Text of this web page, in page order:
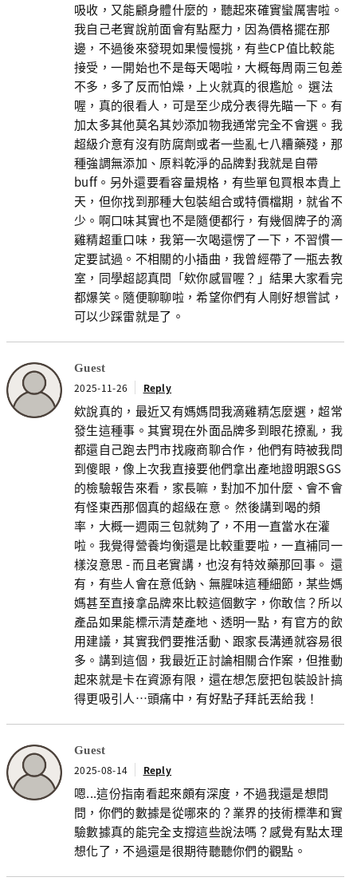
吸收，又能顧身體什麼的，聽起來確實蠻厲害啦。
我自己老實說前面會有點壓力，因為價格擺在那
邊，不過後來發現如果慢慢挑，有些CP值比較能
接受，一開始也不是每天喝啦，大概每周兩三包差
不多，多了反而怕燥，上火就真的很尷尬。 選法
喔，真的很看人，可是至少成分表得先瞄一下。有
加太多其他莫名其妙添加物我通常完全不會選。我
超級介意有沒有防腐劑或者一些亂七八糟藥殘，那
種強調無添加、原料乾淨的品牌對我就是自帶
buff。另外還要看容量規格，有些單包買根本貴上
天，但你找到那種大包裝組合或特價檔期，就省不
少。啊口味其實也不是隨便都行，有幾個牌子的滴
雞精超重口味，我第一次喝還愣了一下，不習慣一
定要試過。不相關的小插曲，我曾經帶了一瓶去教
室，同學超認真問「欸你感冒喔？」結果大家看完
都爆笑。隨便聊聊啦，希望你們有人剛好想嘗試，
可以少踩雷就是了。
Guest
2025-11-26 Reply
欸說真的，最近又有媽媽問我滴雞精怎麼選，超常
發生這種事。其實現在外面品牌多到眼花撩亂，我
都還自己跑去門市找廠商聊合作，他們有時被我問
到傻眼，像上次我直接要他們拿出產地證明跟SGS
的檢驗報告來看，家長嘛，對加不加什麼、會不會
有怪東西那個真的超級在意。 然後講到喝的頻
率，大概一週兩三包就夠了，不用一直當水在灌
啦。我覺得營養均衡還是比較重要啦，一直補同一
樣沒意思 - 而且老實講，也沒有特效藥那回事。 還
有，有些人會在意低鈉、無腥味這種細節，某些媽
媽甚至直接拿品牌來比較這個數字，你敢信？所以
產品如果能標示清楚產地、透明一點，有官方的飲
用建議，其實我們要推活動、跟家長溝通就容易很
多。講到這個，我最近正討論相關合作案，但推動
起來就是卡在資源有限，還在想怎麼把包裝設計搞
得更吸引人…頭痛中，有好點子拜託丟給我！
Guest
2025-08-14 Reply
嗯...這份指南看起來頗有深度，不過我還是想問
問，你們的數據是從哪來的？業界的技術標準和實
驗數據真的能完全支撐這些說法嗎？感覺有點太理
想化了，不過還是很期待聽聽你們的觀點。